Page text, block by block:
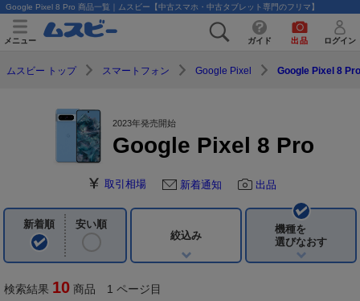
Google Pixel 8 Pro 商品一覧｜ムスビー【中古スマホ・中古タブレット専門のフリマ】
メニュー ガイド 出品 ログイン
ムスビー トップ スマートフォン Google Pixel Google Pixel 8 Pro
2023年発売開始
Google Pixel 8 Pro
取引相場 新着通知 出品
新着順
安い順
絞込み
機種を
選びなおす
検索結果 10 商品 1 ページ目